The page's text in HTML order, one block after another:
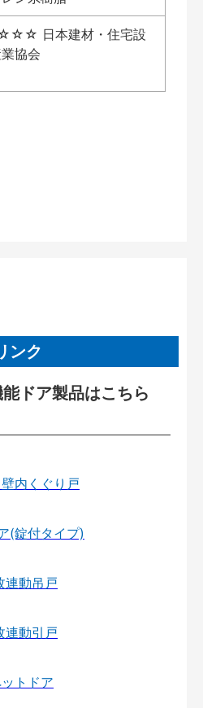
日本建材・住宅設
協会
ンク
ドア製品はこちら
内くぐり戸
(錠付タイプ)
連動吊戸
連動引戸
トドア